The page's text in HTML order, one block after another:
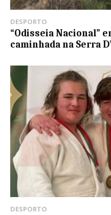
DESPORTO
“Odisseia Nacional”
caminhada na Serra
DESPORTO